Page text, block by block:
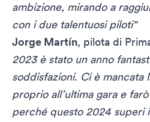
ambizione, mirando a
con i due talentuosi piloti"
Jorge Martín, pilota di
2023 è stato un anno
soddisfazioni. Ci è mancata
proprio all’ultima gara e
perché questo 2024 superi